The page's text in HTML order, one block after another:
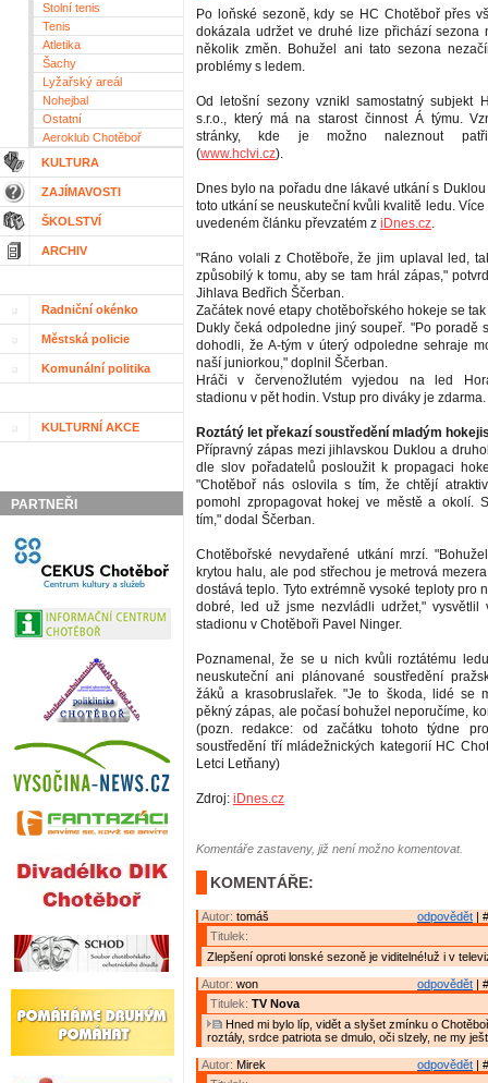
Stolní tenis
Tenis
Atletika
Šachy
Lyžařský areál
Nohejbal
Ostatní
Aeroklub Chotěboř
KULTURA
ZAJÍMAVOSTI
ŠKOLSTVÍ
ARCHIV
Radniční okénko
Městská policie
Komunální politika
KULTURNÍ AKCE
PARTNEŘI
Po loňské sezoně, kdy se HC Chotěboř přes
dokázala udržet ve druhé lize přichází sezona
několik změn. Bohužel ani tato sezona
problémy s ledem.
Od letošní sezony vznikl samostatný subjekt
s.r.o., který má na starost činnost Á týmu.
stránky, kde je možno naleznout
(www.hclvi.cz).
Dnes bylo na pořadu dne lákavé utkání s
toto utkání se neuskuteční kvůli kvalitě ledu.
uvedeném článku převzatém z iDnes.cz.
"Ráno volali z Chotěboře, že jim uplaval led,
způsobilý k tomu, aby se tam hrál zápas,"
Jihlava Bedřich Ščerban.
Začátek nové etapy chotěbořského hokeje se
Dukly čeká odpoledne jiný soupeř. "Po poradě
dohodli, že A-tým v úterý odpoledne sehraje
naší juniorkou," doplnil Ščerban.
Hráči v červenožlutém vyjedou na led
stadionu v pět hodin. Vstup pro diváky je zdarma.
Roztátý let překazí soustředění mladým
Přípravný zápas mezi jihlavskou Duklou a
dle slov pořadatelů posloužit k propagaci
"Chotěboř nás oslovila s tím, že chtějí
pomohl zpropagovat hokej ve městě a okolí.
tím," dodal Ščerban.
Chotěbořské nevydařené utkání mrzí.
krytou halu, ale pod střechou je metrová
dostává teplo. Tyto extrémně vysoké teploty pro
dobré, led už jsme nezvládli udržet," vysvětlil
stadionu v Chotěboři Pavel Ninger.
Poznamenal, že se u nich kvůli roztátému
neuskuteční ani plánované soustředění
žáků a krasobruslařek. "Je to škoda, lidé se
pěkný zápas, ale počasí bohužel neporučíme,
(pozn. redakce: od začátku tohoto týdne
soustředění tří mládežnických kategorií HC
Letci Letňany)
Zdroj: iDnes.cz
Komentáře zastaveny, již není možno komentovat.
KOMENTÁŘE:
odpovědět |
Autor: tomáš
Titulek:
Zlepšení oproti lonské sezoně je viditelné!už i v
odpovědět |
Autor: won
Titulek: TV Nova
Hned mi bylo líp, vidět a slyšet zmínku o
roztály, srdce patriota se dmulo, oči slzely, ne my
odpovědět |
Autor: Mirek